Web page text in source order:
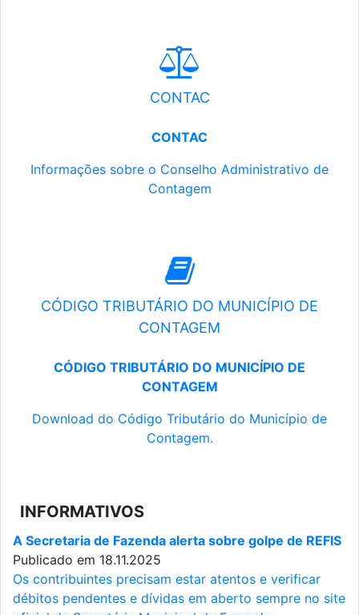
CONTAC
CONTAC
Informações sobre o Conselho Administrativo de
Contagem
CÓDIGO TRIBUTÁRIO DO MUNICÍPIO DE
CONTAGEM
CÓDIGO TRIBUTÁRIO DO MUNICÍPIO DE
CONTAGEM
Download do Código Tributário do Município de
Contagem.
INFORMATIVOS
A Secretaria de Fazenda alerta sobre golpe de REFIS
Publicado em 18.11.2025
Os contribuintes precisam estar atentos e verificar
débitos pendentes e dívidas em aberto sempre no site